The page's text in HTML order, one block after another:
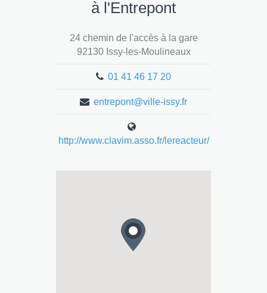
à l'Entrepont
24 chemin de l'accès à la gare
92130 Issy-les-Moulineaux
01 41 46 17 20
entrepont@ville-issy.fr
http://www.clavim.asso.fr/lereacteur/